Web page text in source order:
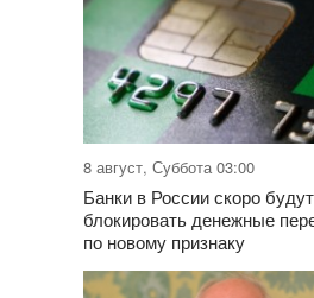
8 август, Суббота 03:00
Банки в России скоро будут
блокировать денежные
по новому признаку